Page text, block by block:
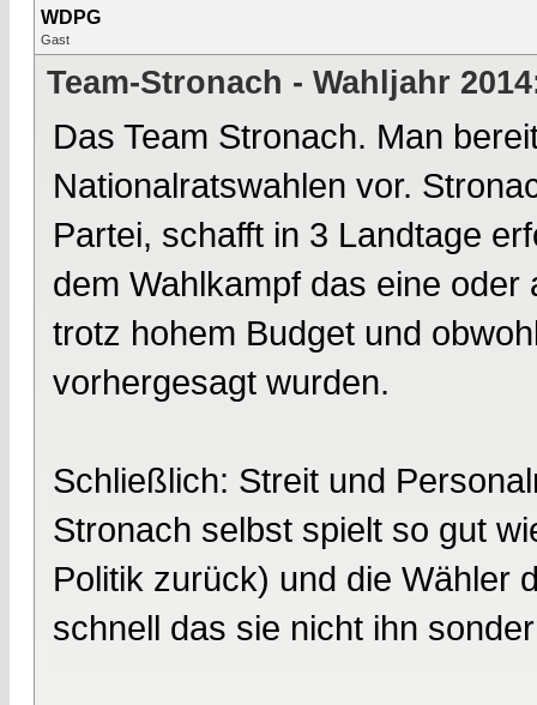
WDPG
Gast
Team-Stronach - Wahljahr
Das Team Stronach. Man
Nationalratswahlen vor.
Partei, schafft in 3 Landtage
dem Wahlkampf das eine
trotz hohem Budget und
vorhergesagt wurden.
Schließlich: Streit und
Stronach selbst spielt so gut
Politik zurück) und die Wähler
schnell das sie nicht ihn